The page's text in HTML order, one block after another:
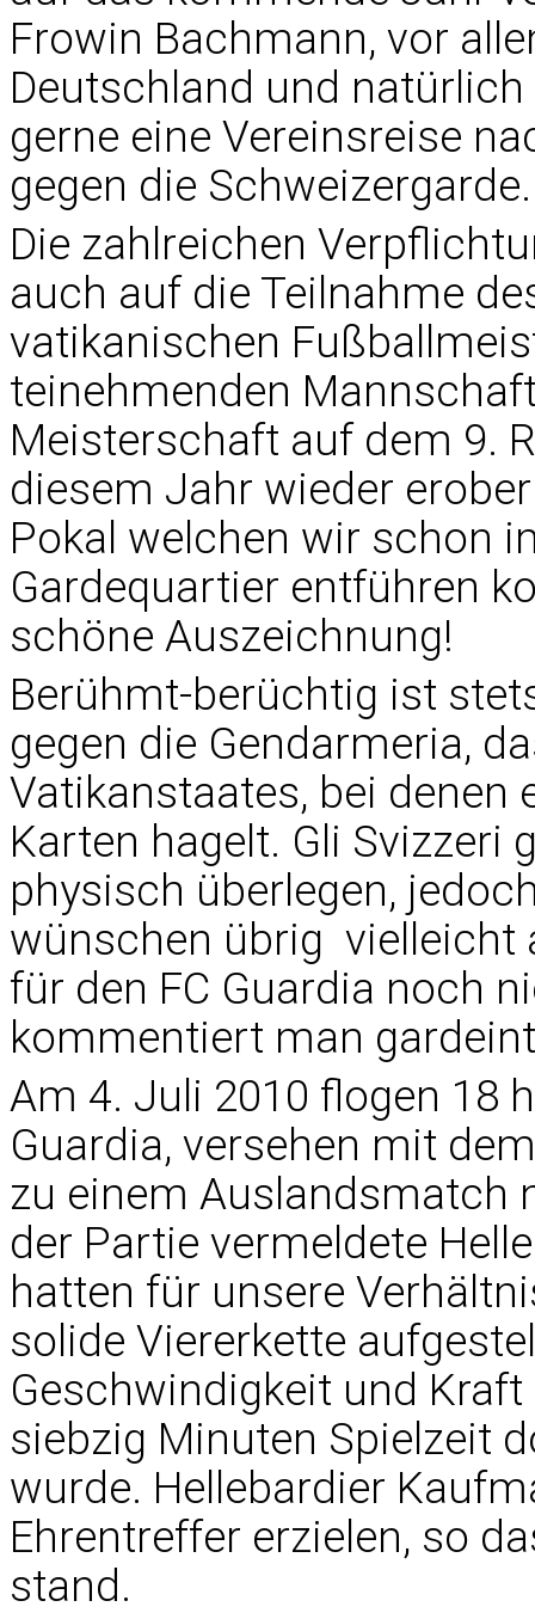
Frowin Bachmann, vor
Deutschland und
gerne eine Vereinsreise
gegen die Schweizergarde.
Die zahlreichen
auch auf die Teilnahme des
vatikanischen
teinehmenden
Meisterschaft auf dem 9.
diesem Jahr wieder
Pokal welchen wir schon
Gardequartier entführen
schöne Auszeichnung!
Berühmt-berüchtig ist
gegen die Gendarmeria,
Vatikanstaates, bei denen
Karten hagelt. Gli
physisch überlegen,
wünschen übrig 
für den FC Guardia noch
kommentiert man
Am 4. Juli 2010 flogen 18
Guardia, versehen mit
zu einem Auslandsmatch
der Partie vermeldete
hatten für unsere
solide Viererkette
Geschwindigkeit und
siebzig Minuten Spielzeit
wurde. Hellebardier
Ehrentreffer erzielen, so
stand.